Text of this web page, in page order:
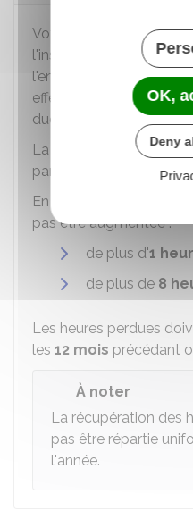
Votre employeur doit
l'inspecteur du travail de
l'entreprise d'un
effectuer en cas
due à un événement
La réalisation des
par
accord collectif
En l'absence d'accord,
pas être augmentée :
de plus d'1
de plus de 8
Les heures perdues
les 12 mois précédant
À noter
La récupération des
pas être répartie
l'année.
OK,
Deny